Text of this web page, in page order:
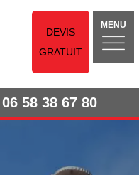
DEVIS
GRATUIT
MENU
06 58 38 67 80